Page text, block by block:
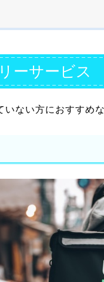
ーサービス
ない方におすすめ